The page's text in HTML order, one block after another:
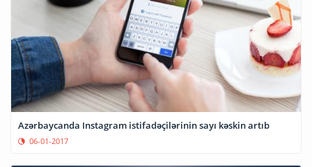
Azərbaycanda Instagram istifadəçilərinin sayı kəskin artıb
06-01-2017